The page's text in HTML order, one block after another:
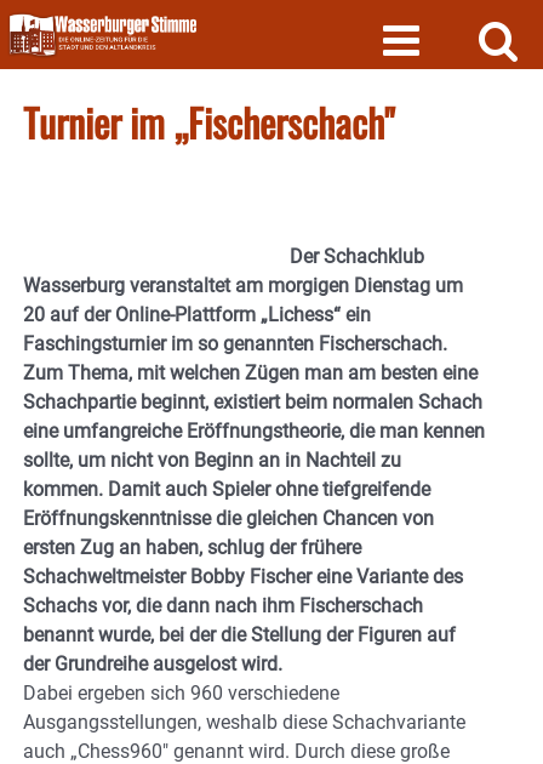
Skip
to
content
Turnier im „Fischerschach"
Der Schachklub
Wasserburg veranstaltet am morgigen Dienstag um
20 auf der Online-Plattform „Lichess“ ein
Faschingsturnier im so genannten Fischerschach.
Zum Thema, mit welchen Zügen man am besten eine
Schachpartie beginnt, existiert beim normalen Schach
eine umfangreiche Eröffnungstheorie, die man kennen
sollte, um nicht von Beginn an in Nachteil zu
kommen. Damit auch Spieler ohne tiefgreifende
Eröffnungskenntnisse die gleichen Chancen von
ersten Zug an haben, schlug der frühere
Schachweltmeister Bobby Fischer eine Variante des
Schachs vor, die dann nach ihm Fischerschach
benannt wurde, bei der die Stellung der Figuren auf
der Grundreihe ausgelost wird.
Dabei ergeben sich 960 verschiedene
Ausgangsstellungen, weshalb diese Schachvariante
auch „Chess960″ genannt wird. Durch diese große